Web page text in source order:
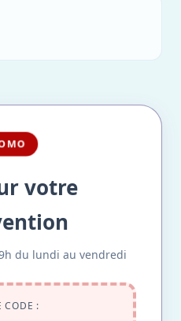
votre
du lundi au vendredi
CODE :